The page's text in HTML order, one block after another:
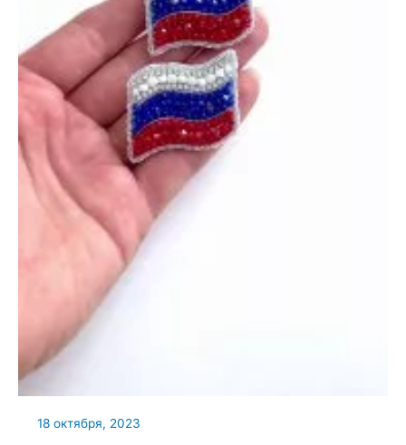
18 октября, 2023